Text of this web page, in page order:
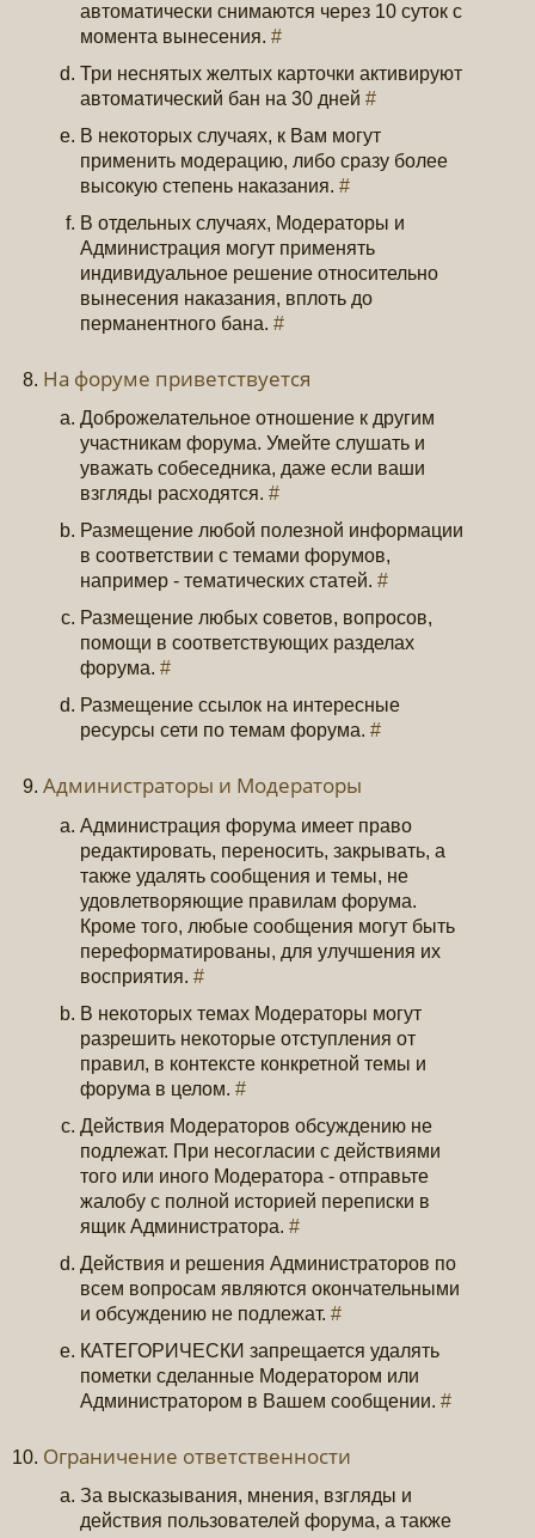
автоматически снимаются через 10 суток с
момента вынесения.#
Три неснятых желтых карточки активируют
автоматический бан на 30 дней#
В некоторых случаях, к Вам могут
применить модерацию, либо сразу более
высокую степень наказания.#
В отдельных случаях, Модераторы и
Администрация могут применять
индивидуальное решение относительно
вынесения наказания, вплоть до
перманентного бана.#
На форуме приветствуется
Доброжелательное отношение к другим
участникам форума. Умейте слушать и
уважать собеседника, даже если ваши
взгляды расходятся.#
Размещение любой полезной информации
в соответствии с темами форумов,
например - тематических статей.#
Размещение любых советов, вопросов,
помощи в соответствующих разделах
форума.#
Размещение ссылок на интересные
ресурсы сети по темам форума.#
Администраторы и Модераторы
Администрация форума имеет право
редактировать, переносить, закрывать, а
также удалять сообщения и темы, не
удовлетворяющие правилам форума.
Кроме того, любые сообщения могут быть
переформатированы, для улучшения их
восприятия.#
В некоторых темах Модераторы могут
разрешить некоторые отступления от
правил, в контексте конкретной темы и
форума в целом.#
Действия Модераторов обсуждению не
подлежат. При несогласии с действиями
того или иного Модератора - отправьте
жалобу с полной историей переписки в
ящик Администратора.#
Действия и решения Администраторов по
всем вопросам являются окончательными
и обсуждению не подлежат.#
КАТЕГОРИЧЕСКИ запрещается удалять
пометки сделанные Модератором или
Администратором в Вашем сообщении.#
Ограничение ответственности
За высказывания, мнения, взгляды и
действия пользователей форума, а также